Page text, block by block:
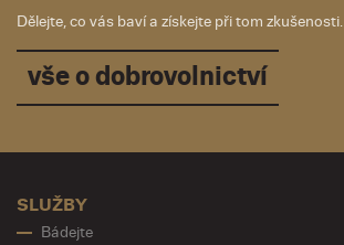
Dělejte, co vás baví a získejte při tom zkušenosti.
vše o dobrovolnictví
SLUŽBY
Bádejte